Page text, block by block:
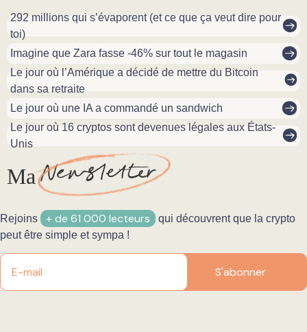
292 millions qui s’évaporent (et ce que ça veut dire pour
toi)
Imagine que Zara fasse -46% sur tout le magasin
Le jour où l’Amérique a décidé de mettre du Bitcoin
dans sa retraite
Le jour où une IA a commandé un sandwich
Le jour où 16 cryptos sont devenues légales aux États-
Unis
MaNewsletter
Rejoins + de 61 000 lecteurs
qui découvrent que la crypto
peut être simple et sympa !